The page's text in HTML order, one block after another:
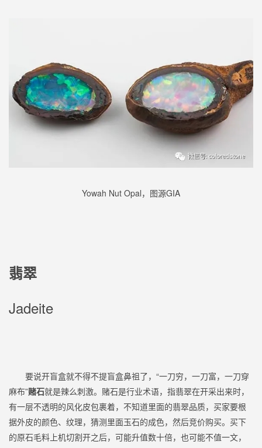
Yowah Nut Opal，图源GIA
翡翠
Jadeite
要说开盲盒就不得不提盲盒鼻祖了，“一刀穷，一刀富，一刀穿
麻布”赌石就是辣么刺激。赌石是行业术语，指翡翠在开采出来时，
有一层不透明的风化皮包裹着，不知道里面的翡翠品质，买家要根
据外皮的颜色、纹理，猜测里面玉石的成色，然后竞价购买。买下
的原石毛料上机切割开之后，可能升值数十倍，也可能不值一文，